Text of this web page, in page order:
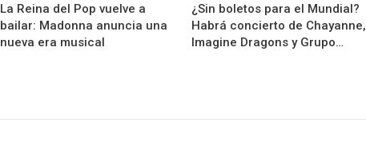
La Reina del Pop vuelve a
bailar: Madonna anuncia una
nueva era musical
¿Sin boletos para el Mundial?
Habrá concierto de Chayanne,
Imagine Dragons y Grupo…